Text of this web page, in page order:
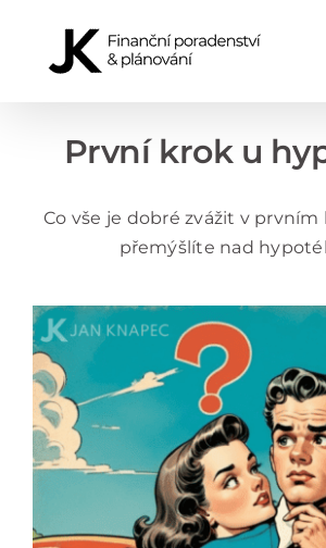
obsah
První krok u
Co vše je dobré zvážit v
přemýšlíte nad